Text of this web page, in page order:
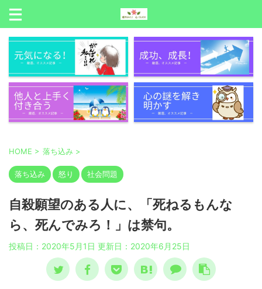
HOME > 落ち込み >
落ち込み 怒り 社会問題
自殺願望のある人に、「死ねるもんな
ら、死んでみろ！」は禁句。
投稿日：2020年5月1日 更新日： 2020年6月25日